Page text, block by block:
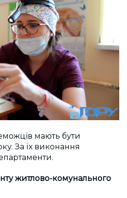
мають бути
За їх виконання
житлово-комунального